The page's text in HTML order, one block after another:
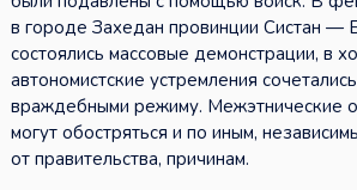
в городе Захедан провинции Систан —
состоялись массовые демонстрации, в
автономистские устремления
враждебными режиму. Межэтнические
могут обостряться и по иным,
от правительства, причинам.